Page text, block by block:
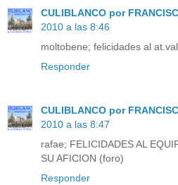
CULIBLANCO por
2010 a las 8:46
moltobene; felicidades al
Responder
CULIBLANCO por
2010 a las 8:47
rafae; FELICIDADES AL
SU AFICION (foro)
Responder